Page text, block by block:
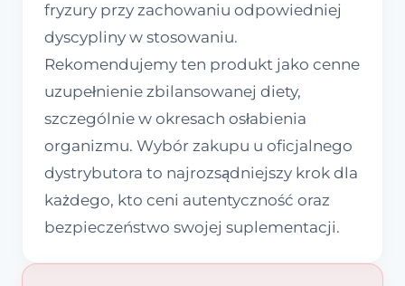
fryzury przy zachowaniu odpowiedniej
dyscypliny w stosowaniu.
Rekomendujemy ten produkt jako cenne
uzupełnienie zbilansowanej diety,
szczególnie w okresach osłabienia
organizmu. Wybór zakupu u oficjalnego
dystrybutora to najrozsądniejszy krok dla
każdego, kto ceni autentyczność oraz
bezpieczeństwo swojej suplementacji.